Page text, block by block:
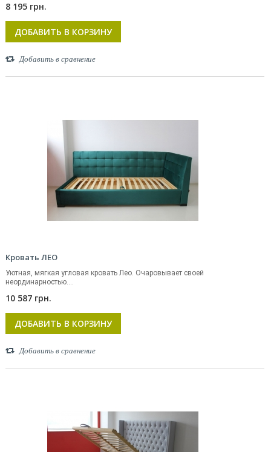
8 195 грн.
ДОБАВИТЬ В КОРЗИНУ
Добавить в сравнение
Кровать ЛЕО
Уютная, мягкая угловая кровать Лео. Очаровывает своей
неординарностью....
10 587 грн.
ДОБАВИТЬ В КОРЗИНУ
Добавить в сравнение